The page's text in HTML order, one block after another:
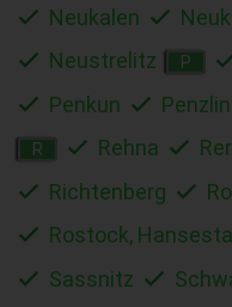
Neukalen
Neustrelitz
P
Penkun
Penzlin
R Rehna
Richtenberg
Rostock,
Sassnitz